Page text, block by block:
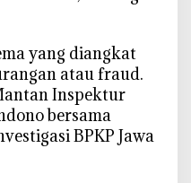
yang diangkat
atau fraud.
Inspektur
bersama
BPKP Jawa